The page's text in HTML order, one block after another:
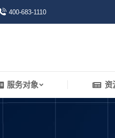
400-683-1110
服务对象 资
服务对象